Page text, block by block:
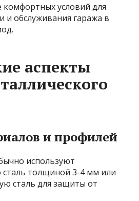
комфортных условий для
и обслуживания гаража в
аспекты
и профилей
используют
толщиной 3-4 мм или
сталь для защиты от